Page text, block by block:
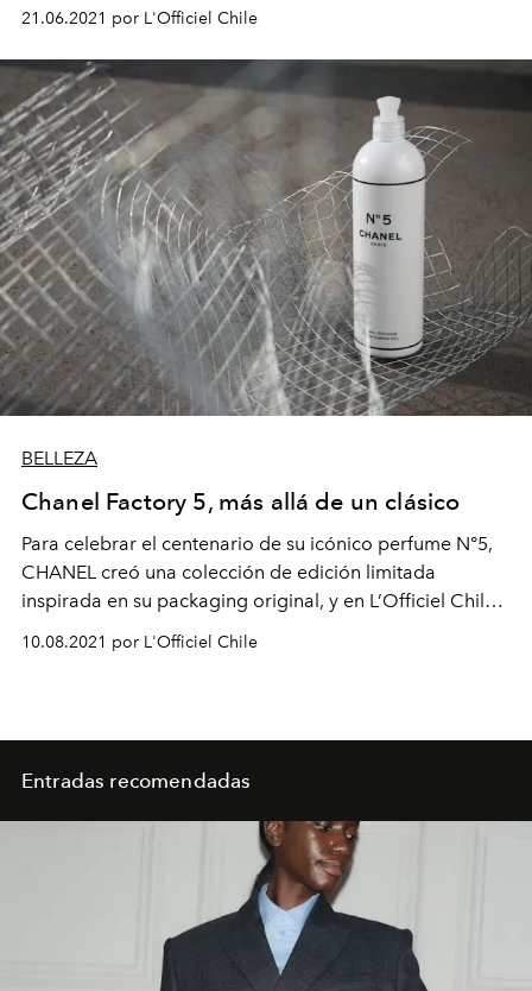
21.06.2021 por L'Officiel Chile
BELLEZA
Chanel Factory 5, más allá de un clásico
Para celebrar el centenario de su icónico perfume N°5,
CHANEL creó una colección de edición limitada
inspirada en su packaging original, y en L’Officiel Chile
lo desclasificamos.
10.08.2021 por L'Officiel Chile
Entradas recomendadas